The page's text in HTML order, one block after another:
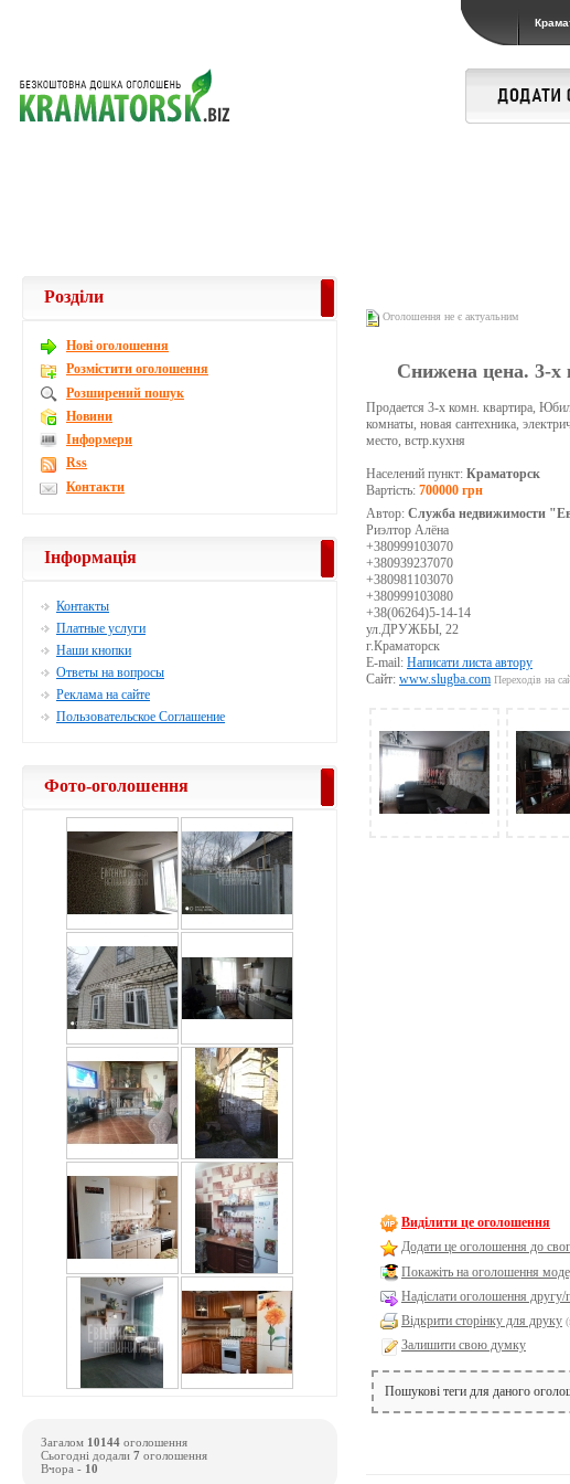
Оголошення не є актуальним
Снижена цена. 3-х
Продается 3-х комн. квартира,
комнаты, новая сантехника,
место, встр.кухня
Населений пункт: Краматорск
Вартість: 700000 грн
Автор: Служба недвижимости
Риэлтор Алёна
+380999103070
+380939237070
+380981103070
+380999103080
+38(06264)5-14-14
ул.ДРУЖБЫ, 22
г.Краматорск
E-mail: Написати листа автору
Сайт: www.slugba.com Переходів на
Виділити це оголошення
Додати це оголошення до
Покажіть на оголошення
Надіслати оголошення другу/
Відкрити сторінку для друку
Залишити свою думку
Пошукові теги для даного
Розділи
Новi оголошення
Розмістити оголошення
Розширений пошук
Новини
Інформери
Rss
Контакти
Інформація
Контакты
Платные услуги
Наши кнопки
Ответы на вопросы
Реклама на сайте
Пользовательское Соглашение
Фото-оголошення
Загалом 10144 оголошення
Сьогодні додали 7 оголошення
Вчора - 10